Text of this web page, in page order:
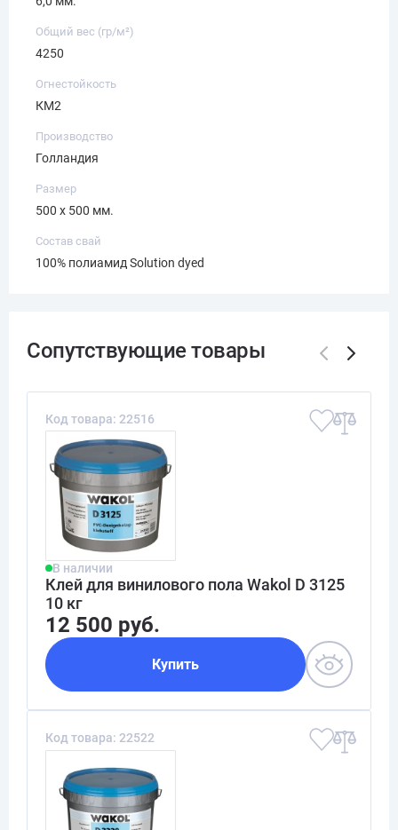
Общий вес (гр/м²)
4250
Огнестойкость
КМ2
Производство
Голландия
Размер
500 x 500 мм.
Состав свай
100% полиамид Solution dyed
Код товара: 22516
В наличии
Клей для винилового пола Wakol D 3125
10 кг
12 500 руб.
Купить
Код товара: 22522